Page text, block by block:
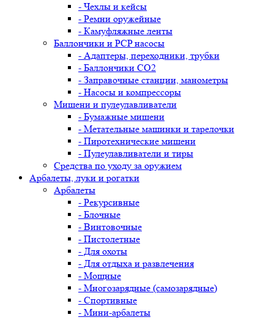
- Чехлы и кейсы
- Ремни оружейные
- Камуфляжные ленты
Баллончики и PCP насосы
- Адаптеры, переходники, трубки
- Баллончики CO2
- Заправочные станции, манометры
- Насосы и компрессоры
Мишени и пулеулавливатели
- Бумажные мишени
- Метательные машинки и тарелочки
- Пиротехнические мишени
- Пулеулавливатели и тиры
Средства по уходу за оружием
Арбалеты, луки и рогатки
Арбалеты
- Рекурсивные
- Блочные
- Винтовочные
- Пистолетные
- Для охоты
- Для отдыха и развлечения
- Мощные
- Многозарядные (самозарядные)
- Спортивные
- Мини-арбалеты